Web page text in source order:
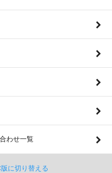
わせ一覧
版に切り替える